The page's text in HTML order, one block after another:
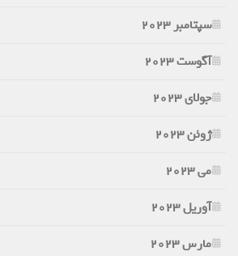
سپتامبر 2023
آگوست 2023
جولای 2023
ژوئن 2023
می 2023
آوریل 2023
مارس 2023